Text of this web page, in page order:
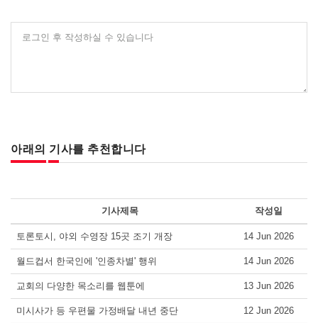
로그인 후 작성하실 수 있습니다
아래의 기사를 추천합니다
기사제목 작성일
토론토시, 야외 수영장 15곳 조기 개장 14 Jun 2026
월드컵서 한국인에 '인종차별' 행위 14 Jun 2026
교회의 다양한 목소리를 웹툰에 13 Jun 2026
미시사가 등 우편물 가정배달 내년 중단 12 Jun 2026